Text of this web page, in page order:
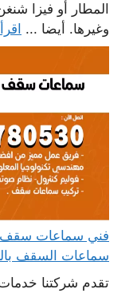
المطار أو فيزا
وغيرها. أيضا ...
سماعات السقف
تقدم شركتنا